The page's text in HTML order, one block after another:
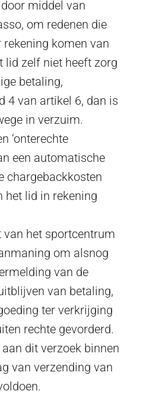
middel van
om redenen die
komen van
lid zelf niet heeft zorg
betaling,
4 van artikel 6, dan is
in verzuim.
‘onterechte
een automatische
chargebackkosten
het lid in rekening
van het sportcentrum
om alsnog
van de
van betaling,
ter verkrijging
rechte gevorderd.
dit verzoek binnen
van verzending van